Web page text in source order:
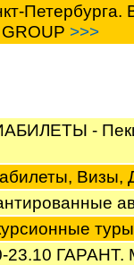
Петербурга.
>>>
-
Визы,
23.10